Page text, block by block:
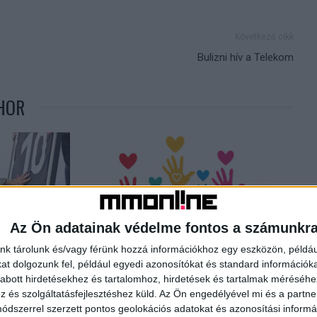
Az Ön adatainak védelme fontos a
tárolunk és/vagy férünk hozzá információkhoz egy eszközön,
dolgozunk fel, például egyedi azonosítókat és standard
hirdetésekhez és tartalomhoz, hirdetések és tartalmak
és szolgáltatásfejlesztéshez küld. Az Ön engedélyével mi és a
szerzett pontos geolokációs adatokat és azonosítási
Bulizni hív a Telekom
mezét
Közös kiadvánnyal segít a Bethesda
Gyermekkórház és az NMHH